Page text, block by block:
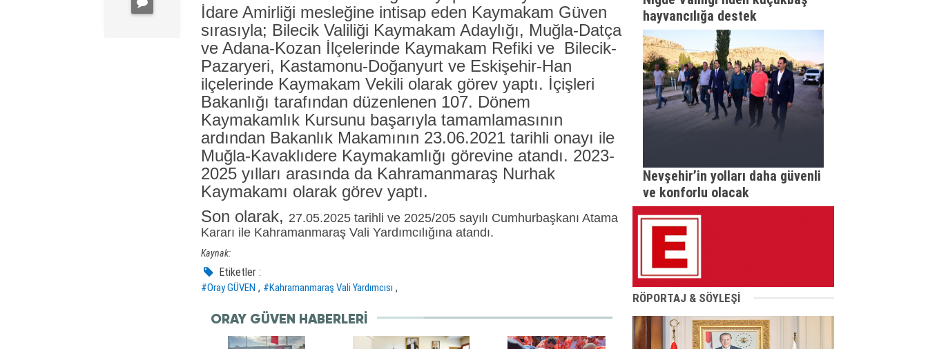
İdare Amirliği mesleğine intisap eden Kaymakam Güven
sırasıyla; Bilecik Valiliği Kaymakam Adaylığı, Muğla-Datça
ve Adana-Kozan İlçelerinde Kaymakam Refiki ve Bilecik-
Pazaryeri, Kastamonu-Doğanyurt ve Eskişehir-Han
ilçelerinde Kaymakam Vekili olarak görev yaptı. İçişleri
Bakanlığı tarafından düzenlenen 107. Dönem
Kaymakamlık Kursunu başarıyla tamamlamasının
ardından Bakanlık Makamının 23.06.2021 tarihli onayı ile
Muğla-Kavaklıdere Kaymakamlığı görevine atandı. 2023-
2025 yılları arasında da Kahramanmaraş Nurhak
Kaymakamı olarak görev yaptı.
Son olarak, 27.05.2025 tarihli ve 2025/205 sayılı Cumhurbaşkanı Atama
Kararı ile Kahramanmaraş Vali Yardımcılığına atandı.
Kaynak:
Etiketler :
#Oray GÜVEN , #Kahramanmaraş Vali Yardımcısı ,
ORAY GÜVEN HABERLERI
hayvancılığa destek
Nevşehir’in yolları daha güvenli
ve konforlu olacak
RÖPORTAJ & SÖYLEŞİ